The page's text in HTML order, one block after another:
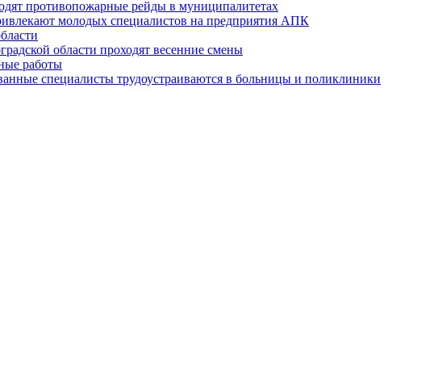
противопожарные рейды в муниципалитетах
молодых специалистов на предприятия АПК
области проходят весенние смены
работы
специалисты трудоустраиваются в больницы и поликлиники